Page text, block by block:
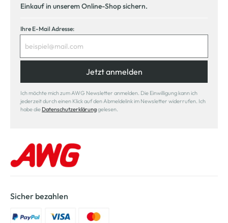
Einkauf in unserem Online-Shop sichern.
Ihre E-Mail Adresse:
Jetzt anmelden
Ich möchte mich zum AWG Newsletter anmelden. Die Einwilligung kann ich
jederzeit durch einen Klick auf den Abmeldelink im Newsletter widerrufen. Ich
habe die Datenschutzerklärunggelesen.
Sicher bezahlen